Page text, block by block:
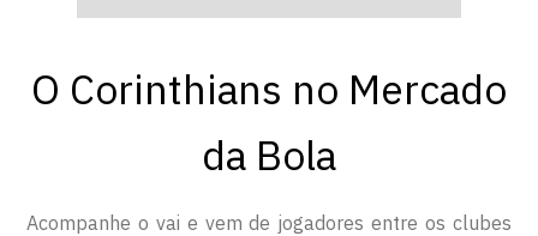
O Corinthians no Mercado
da Bola
Acompanhe o vai e vem de jogadores entre os clubes